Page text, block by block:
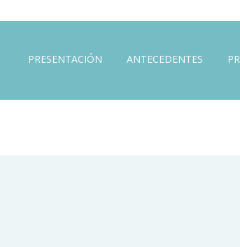
PRESENTACIÓN ANTECEDENTES